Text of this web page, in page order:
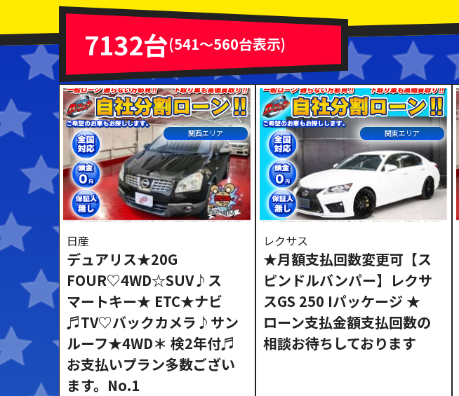
車体色
ミッション
AT
MT
ハンドル
右ハンドル
左ハンドル
閉じる
7132台(541～560台表示)
関西エリア
日産
デュアリス★20G
FOUR♡4WD☆SUV♪ス
マートキー★ ETC★ナビ
♬TV♡バックカメラ♪サン
ルーフ★4WD＊ 検2年付♬
お支払いプラン多数ござい
ます。No.1
関東エリア
レクサス
★月額支払回数変更可【ス
ピンドルバンパー】レクサ
スGS 250 Iパッケージ ★
ローン支払金額支払回数の
相談お待ちしております